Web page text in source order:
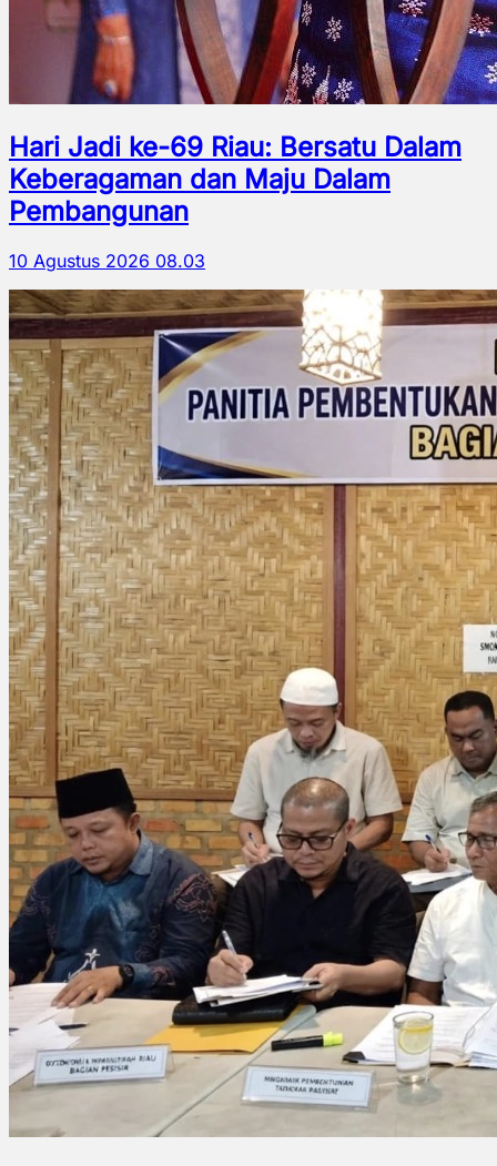
Hari Jadi ke-69 Riau: Bersatu Dalam
Keberagaman dan Maju Dalam
Pembangunan
10 Agustus 2026 08.03